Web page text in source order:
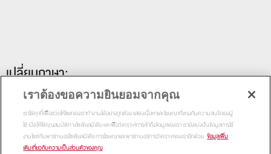
เปลี่ยนภาษา:
เราต้องขอความยินยอมจากคุณ
เราใช้คุกกี้เพื่อช่วยให้ไซต์ของเราทำงานได้อย่างถูกต้อง แสดงเนื้อหาและโฆษณาที่ตรงกับความสนใจของผู้
ใช้ เปิดให้ใช้คุณสมบัติทางโซเชียลมีเดีย และเพื่อวิเคราะห์การเข้าถึงข้อมูลของเรา เรายังแบ่งปันข้อมูลการใช้
งานไซต์กับพาร์ทเนอร์โซเชียลมีเดีย การโฆษณาและพาร์ทเนอร์การวิเคราะห์ของเราอีกด้วย ข้อมูลเพิ่ม
เติมเกี่ยวกับความเป็นส่วนตัวของคุณ